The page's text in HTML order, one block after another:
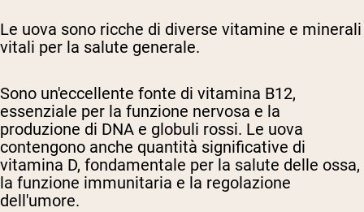
Le uova sono ricche di diverse vitamine e minerali
vitali per la salute generale.
Sono un'eccellente fonte di vitamina B12,
essenziale per la funzione nervosa e la
produzione di DNA e globuli rossi. Le uova
contengono anche quantità significative di
vitamina D, fondamentale per la salute delle ossa,
la funzione immunitaria e la regolazione
dell'umore.